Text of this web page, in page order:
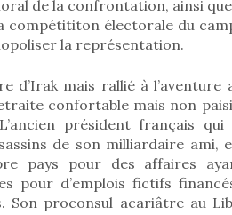
de la confrontation, ainsi
compétititon électorale du
la représentation.
d’Irak mais rallié à
confortable mais non
président français
de son milliardaire ami,
pays pour des affaires
pour d’emplois fictifs
Son proconsul acariâtre au